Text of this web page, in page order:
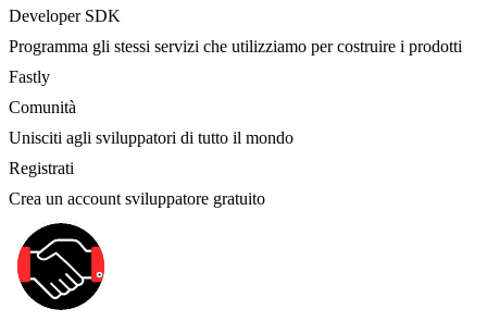
Developer SDK
Programma gli stessi servizi che utilizziamo per costruire i prodotti
Fastly
Comunità
Unisciti agli sviluppatori di tutto il mondo
Registrati
Crea un account sviluppatore gratuito